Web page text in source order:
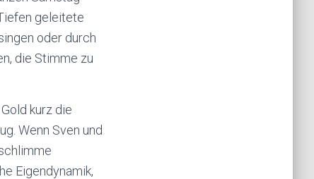
geleitete
oder durch
die Stimme zu
kurz die
Wenn Sven und
Eigendynamik,